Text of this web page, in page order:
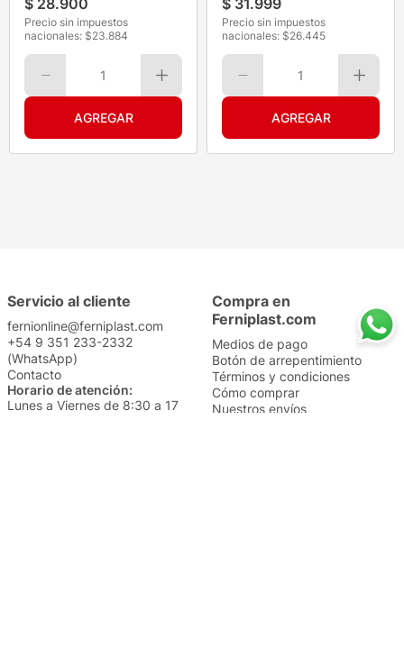
$ 28.900
Precio sin impuestos
nacionales: $23.884
1
$ 31.999
Precio sin impuestos
nacionales: $26.445
1
Servicio al cliente
fernionline@ferniplast.com
+54 9 351 233-2332
(WhatsApp)
Contacto
Horario de atención:
Lunes a Viernes de 8:30 a 17
Compra en
Ferniplast.com
Medios de pago
Botón de arrepentimiento
Términos y condiciones
Cómo comprar
Nuestros envíos